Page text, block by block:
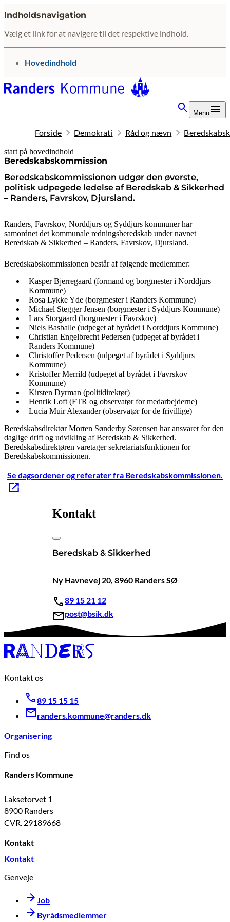
Indholdsnavigation
Vælg et link for at navigere til det respektive indhold.
gå til
Hovedindhold
Menu
Forside Demokrati Råd og nævn
start på hovedindhold
Beredskabskommission
Beredskabskommissionen udgør den øverste,
politisk udpegede ledelse af Beredskab & Sikkerhed
– Randers, Favrskov, Djursland.
senest opdateret 13. juli 2026
Randers, Favrskov, Norddjurs og Syddjurs kommuner har
samordnet det kommunale redningsberedskab under navnet
Beredskab & Sikkerhed – Randers, Favrskov, Djursland.
Beredskabskommissionen består af følgende medlemmer:
Kasper Bjerregaard (formand og borgmester i Norddjurs
Kommune)
Rosa Lykke Yde (borgmester i Randers Kommune)
Michael Stegger Jensen (borgmester i Syddjurs Kommune)
Lars Storgaard (borgmester i Favrskov)
Niels Basballe (udpeget af byrådet i Norddjurs Kommune)
Christian Engelbrecht Pedersen (udpeget af byrådet i
Randers Kommune)
Christoffer Pedersen (udpeget af byrådet i Syddjurs
Kommune)
Kristoffer Merrild (udpeget af byrådet i Favrskov
Kommune)
Kirsten Dyrman (politidirektør)
Henrik Loft (FTR og observatør for medarbejderne)
Lucia Muir Alexander (observatør for de frivillige)
Beredskabsdirektør Morten Sønderby Sørensen har ansvaret for den
daglige drift og udvikling af Beredskab & Sikkerhed.
Beredskabsdirektøren varetager sekretariatsfunktionen for
Beredskabskommissionen.
Se dagsordener og referater fra Beredskabskommissionen.
Kontakt
Beredskab & Sikkerhed
Ny Havnevej 20, 8960 Randers SØ
89 15 21 12
post@bsik.dk
Kontakt os
89 15 15 15
randers.kommune@randers.dk
Organisering
Find os
Randers Kommune
Laksetorvet 1
8900 Randers
CVR. 29189668
Kontakt
Kontakt
Genveje
Job
Byrådsmedlemmer